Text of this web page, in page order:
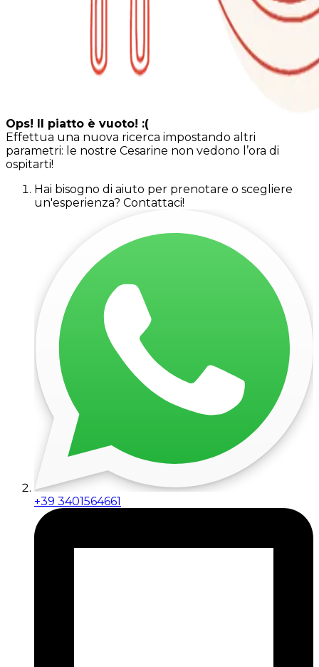
Ops! Il piatto è vuoto! :(
Effettua una nuova ricerca impostando altri
parametri: le nostre Cesarine non vedono l’ora di
ospitarti!
Hai bisogno di aiuto per prenotare o scegliere
un'esperienza? Contattaci!
+39 3401564661